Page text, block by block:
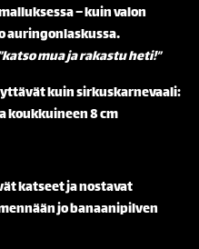
– kuin valon
auringonlaskussa.
mua ja rakastu heti!”
kuin sirkuskarnevaali:
koukkuineen 8 cm
katseet ja nostavat
jo banaanipilven